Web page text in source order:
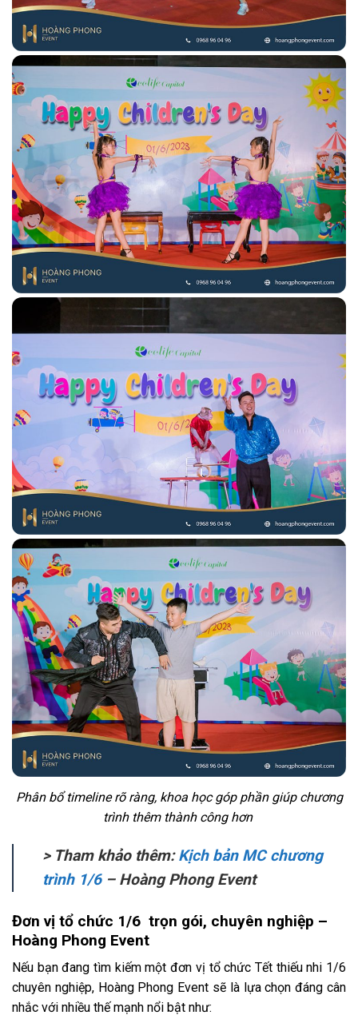
Phân bổ timeline rõ ràng, khoa học góp phần giúp chương
trình thêm thành công hơn
> Tham khảo thêm:Kịch bản MC chương
trình 1/6– Hoàng Phong Event
Đơn vị tổ chức 1/6 trọn gói, chuyên nghiệp –
Hoàng Phong Event
Nếu bạn đang tìm kiếm một đơn vị tổ chức Tết thiếu nhi 1/6
chuyên nghiệp, Hoàng Phong Event sẽ là lựa chọn đáng cân
nhắc với nhiều thế mạnh nổi bật như: